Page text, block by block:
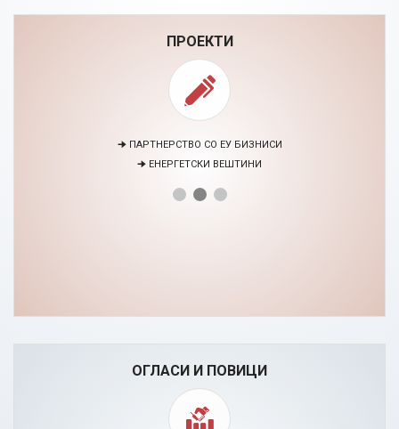
ПРОЕКТИ
🠊 ПАРТНЕРСТВО СО ЕУ БИЗНИСИ
🠊 ЕНЕРГЕТСКИ ВЕШТИНИ
ОГЛАСИ И ПОВИЦИ